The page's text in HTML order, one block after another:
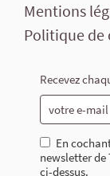
Mentions
Politique de
Recevez
En
newsletter de
ci-dessus.